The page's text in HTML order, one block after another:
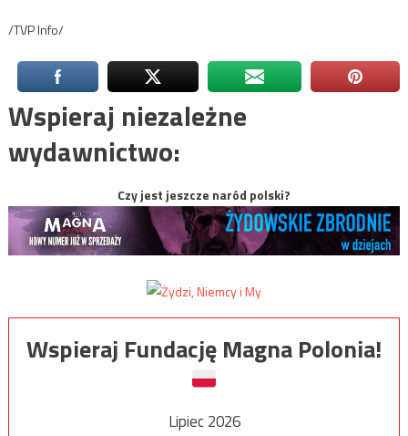
/TVP Info/
Wspieraj niezależne
wydawnictwo:
Czy jest jeszcze naród polski?
Wspieraj Fundację Magna Polonia!
Lipiec 2026